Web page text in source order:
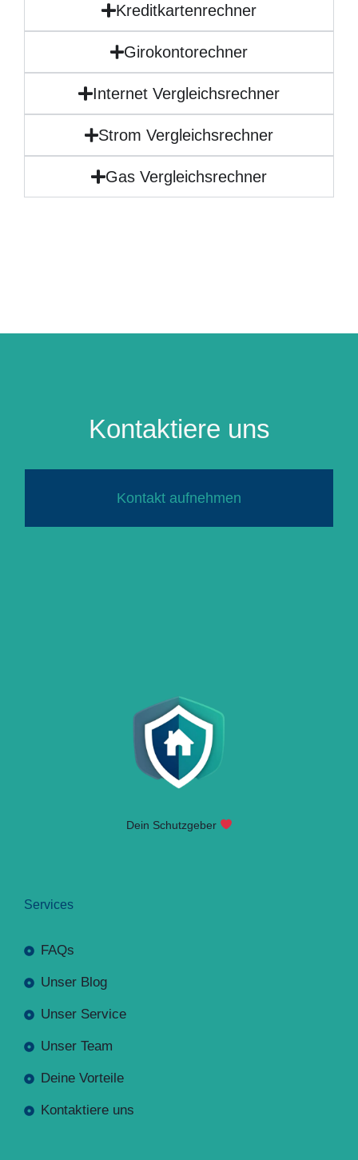
Kreditkartenrechner
Girokontorechner
Internet Vergleichsrechner
Strom Vergleichsrechner
Gas Vergleichsrechner
Kontaktiere uns
Kontakt aufnehmen
Dein Schutzgeber
Services
FAQs
Unser Blog
Unser Service
Unser Team
Deine Vorteile
Kontaktiere uns